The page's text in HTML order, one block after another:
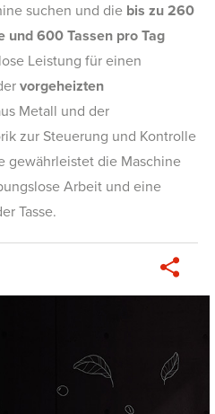
suchen und die bis zu 260
und 600 Tassen pro Tag
Leistung für einen
vorgeheizten
Metall und der
zur Steuerung und Kontrolle
gewährleistet die Maschine
Arbeit und eine
Tasse.